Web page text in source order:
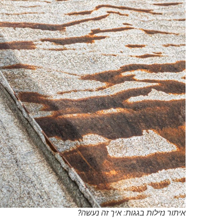
איתור נזילות בגגות: איך זה נעשה?